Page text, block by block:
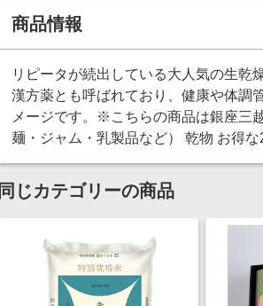
商品情報
リピータが続出している大人気の生乾
漢方薬とも呼ばれており、健康や体調
メージです。※こちらの商品は銀座三
麺・ジャム・乳製品など） 乾物 お得
同じカテゴリーの商品